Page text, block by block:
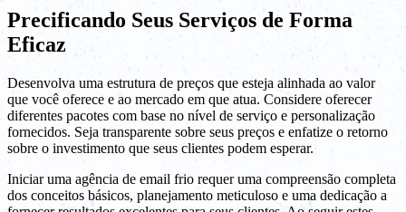
Precificando Seus Serviços de Forma
Eficaz
Desenvolva uma estrutura de preços que esteja alinhada ao valor
que você oferece e ao mercado em que atua. Considere oferecer
diferentes pacotes com base no nível de serviço e personalização
fornecidos. Seja transparente sobre seus preços e enfatize o retorno
sobre o investimento que seus clientes podem esperar.
Iniciar uma agência de email frio requer uma compreensão completa
dos conceitos básicos, planejamento meticuloso e uma dedicação a